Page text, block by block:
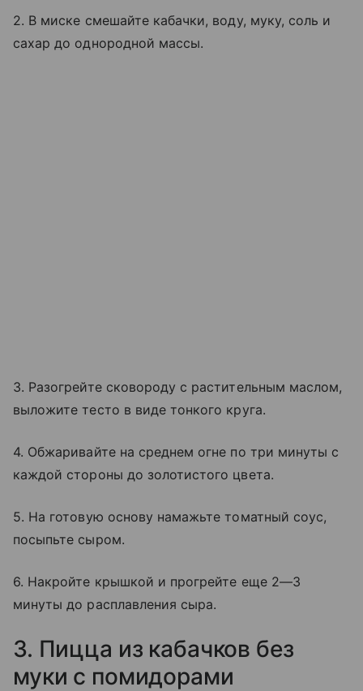
2. В миске смешайте кабачки, воду, муку, соль и
сахар до однородной массы.
3. Разогрейте сковороду с растительным маслом,
выложите тесто в виде тонкого круга.
4. Обжаривайте на среднем огне по три минуты с
каждой стороны до золотистого цвета.
5. На готовую основу намажьте томатный соус,
посыпьте сыром.
6. Накройте крышкой и прогрейте еще 2—3
минуты до расплавления сыра.
3. Пицца из кабачков без
муки с помидорами